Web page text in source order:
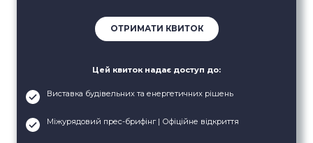
ОТРИМАТИ КВИТОК
Цей квиток надає доступ до:
Виставка будівельних та енергетичних рішень
Міжурядовий прес-брифінг | Офіційне відкриття